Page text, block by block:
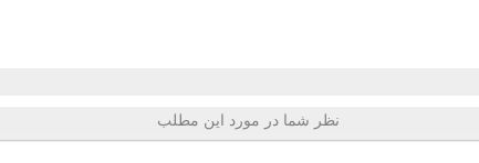
نظر شما در مورد این مطلب